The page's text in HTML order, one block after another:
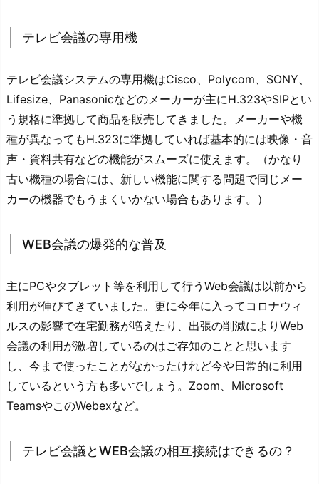
テレビ会議の専用機
テレビ会議システムの専用機はCisco、Polycom、SONY、
Lifesize、Panasonicなどのメーカーが主にH.323やSIPとい
う規格に準拠して商品を販売してきました。メーカーや機
種が異なってもH.323に準拠していれば基本的には映像・音
声・資料共有などの機能がスムーズに使えます。（かなり
古い機種の場合には、新しい機能に関する問題で同じメー
カーの機器でもうまくいかない場合もあります。）
WEB会議の爆発的な普及
主にPCやタブレット等を利用して行うWeb会議は以前から
利用が伸びてきていました。更に今年に入ってコロナウィ
ルスの影響で在宅勤務が増えたり、出張の削減によりWeb
会議の利用が激増しているのはご存知のことと思います
し、今まで使ったことがなかったけれど今や日常的に利用
しているという方も多いでしょう。Zoom、Microsoft
TeamsやこのWebexなど。
テレビ会議とWEB会議の相互接続はできるの？